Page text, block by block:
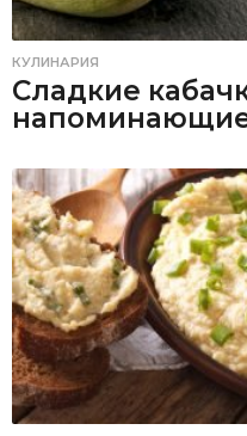
КУЛИНАРИЯ
Сладкие